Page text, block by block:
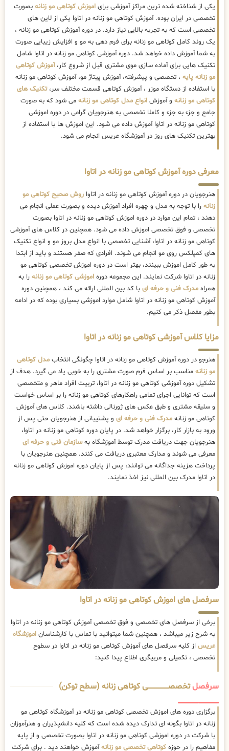
یکی از شناخته شده ترین مراکز آموزشی برای اموزش کوتاهی مو زنانه بصورت
تخصصی در ایران بوده. آموزش کوتاهی مو زنانه در اتاوا یکی از لاین های
تخصصی است که به تجربه بالایی نیاز دارد. در دوره آموزش کوتاهی مو زنانه ،
یک روند کامل کوتاهی مو زنانه برای فرم دهی به مو و افزایش زیبایی صورت
به شما آموزش داده خواهد شد. دوره آموزشی کوتاهی مو زنانه در اتاوا شامل
تکنیک هایی برای آماده سازی موی مشتری قبل از شروع کار،آموزش کوتاهی
مو زنانه پایه ، تخصصی و پیشرفته، آموزش پیتاژ مو، آموزش کوتاهی مو زنانه
با استفاده از دستگاه موزر ، آموزش کوتاهی قسمت مختلف سر،تکنیک های
کوتاهی مو زنانه و آموزش انواع مدل کوتاهی مو زنانه می شود که به صورت
جامع و جزء به جزء و کاملا تخصصی به هنرجویان گرامی در دوره اموزشی
کوتاهی مو زنانه در اتاوا آموزش داده می شود. این اموزش ها با استفاده از
بهترین تکنیک های روز در آموزشگاه عریس انجام می شود.
معرفی دوره آموزش کوتاهی مو زنانه در اتاوا
هنرجویان در دوره آموزش کوتاهی مو زنانه در اتاوا روش صحیح کوتاهی مو
زنانه را با توجه به مدل و چهره افراد آموزش دیده و بصورت عملی انجام می
دهند ، تمام این موارد در دوره اموزش کوتاهی مو زنانه در اتاوا بصورت
تخصصی و فوق تخصصی اموزش داده می شود. همچنین در کلاس های آموزشی
کوتاهی مو زنانه در اتاوا، آشنایی تخصصی با انواع مدل بروز مو و انواع تکنیک
های کمپلکس روی مو انجام می شوند. افرادی که صفر هستند و باید از ابتدا
به طور کامل اموزش ببینند، بهتر است در دوره اموزش تخصصی کوتاهی مو
زنانه در اتاوا شرکت نمایند. این مجموعه دوره اموزشی کوتاهی مو زنانه را به
همراه مدرک فنی و حرفه ای با کد بین المللی ارائه می کند ، همچنین دوره
آموزش کوتاهی مو زنانه در اتاوا شامل موارد اموزشی بسیاری بوده که در ادامه
بطور مفصل ذکر می کنیم.
مزایا کلاس آموزشی کوتاهی مو زنانه در اتاوا
هنرجو در دوره آموزش کوتاهی مو زنانه در اتاوا چگونگی انتخاب مدل کوتاهی
مو زنانه مناسب بر اساس فرم صورت مشتری را به خوبی یاد می گیرد. هدف از
تشکیل دوره آموزشی کوتاهی مو زنانه در اتاوا، تربیت افراد ماهر و متخصصی
است که توانایی اجرای تمامی راهکارهای کوتاهی مو زنانه را بر اساس خواست
و سلیقه مشتری و طبق عکس های ژورنالی داشته باشند. کلاس های آموزش
کوتاهی مو زنانه مدرک فنی و حرفه ای و پشتیبانی از هنرجویان حتی پس از
ورود به بازار کار، برگزار خواهد شد. در پایان دوره کوتاهی مو زنانه در اتاوا،
هنرجویان جهت دریافت مدرک توسط آموزشگاه بهسازمان فنی و حرفه ای
معرفی می شوند و مدارک معتبری دریافت می کنند. همچنین هنرجویان با
پرداخت هزینه جداگانه می توانند، پس از پایان دوره اموزش کوتاهی مو زنانه
در اتاوا مدرک بین المللی نیز اخذ نمایند.
سرفصل های اموزش کوتاهی مو زنانه در اتاوا
برخی از سرفصل های تخصصی و فوق تخصصی آموزش کوتاهی مو زنانه در اتاوا
به شرح زیر میباشد ، همچنین شما میتوانید با تماس با کارشناسان اموزشگاه
عریس از کلیه سرفصل های آموزش کوتاهی مو زنانه در اتاوا در سطوح
تخصصی ، تکمیلی و مربیگری اطلاع پیدا کنید:
سرفصلتخصصــــــــــــــــــــی کوتاهی زنانه (سطح توکن)
برگزاری دوره های اموزش تخصصی کوتاهی مو زنانه در آموزشگاه کوتاهی مو
زنانه در اتاوا بگونه ای تدارک دیده شده است که کلیه دانشپذیران و هنرآموزان
با شرکت در دوره اموزشی کوتاهی مو زنانه در اتاوا بصورت تخصصی و از پایه
مفاهیم را در حوزه کوتاهی تخصصی مو زنانهآموزش خواهند دید . برای شرکت